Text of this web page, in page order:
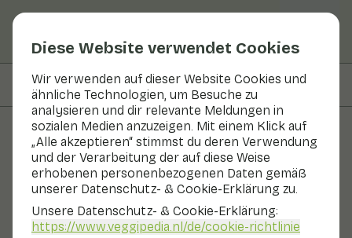
Diese Website verwendet Cookies
Wir verwenden auf dieser Website Cookies und
ähnliche Technologien, um Besuche zu
analysieren und dir relevante Meldungen in
sozialen Medien anzuzeigen. Mit einem Klick auf
„Alle akzeptieren“ stimmst du deren Verwendung
und der Verarbeitung der auf diese Weise
erhobenen personenbezogenen Daten gemäß
unserer Datenschutz- & Cookie-Erklärung zu.
Unsere Datenschutz- & Cookie-Erklärung:
https://www.veggipedia.nl/de/cookie-richtlinie
Auf dieser Seite Zubereiten & Aufbewahren
Obst und Gemüse
Zichorie
Gemüse